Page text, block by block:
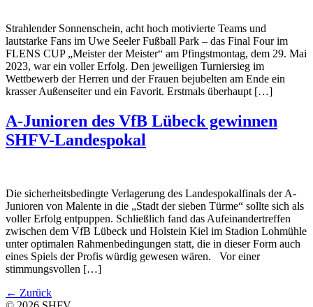
Strahlender Sonnenschein, acht hoch motivierte Teams und
lautstarke Fans im Uwe Seeler Fußball Park – das Final Four im
FLENS CUP „Meister der Meister“ am Pfingstmontag, dem 29. Mai
2023, war ein voller Erfolg. Den jeweiligen Turniersieg im
Wettbewerb der Herren und der Frauen bejubelten am Ende ein
krasser Außenseiter und ein Favorit. Erstmals überhaupt […]
A-Junioren des VfB Lübeck gewinnen
SHFV-Landespokal
Die sicherheitsbedingte Verlagerung des Landespokalfinals der A-
Junioren von Malente in die „Stadt der sieben Türme“ sollte sich als
voller Erfolg entpuppen. Schließlich fand das Aufeinandertreffen
zwischen dem VfB Lübeck und Holstein Kiel im Stadion Lohmühle
unter optimalen Rahmenbedingungen statt, die in dieser Form auch
eines Spiels der Profis würdig gewesen wären. Vor einer
stimmungsvollen […]
← Zurück